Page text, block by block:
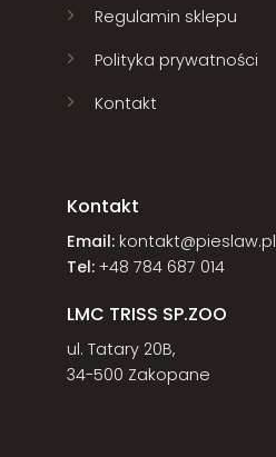
Regulamin sklepu
Polityka prywatności
Kontakt
Kontakt
Email: kontakt@pieslaw.pl
Tel: +48 784 687 014
LMC TRISS SP.ZOO
ul. Tatary 20B,
34-500 Zakopane